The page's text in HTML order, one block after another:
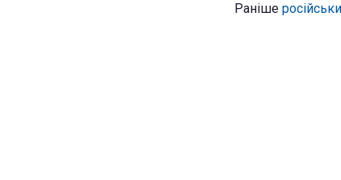
Раніше